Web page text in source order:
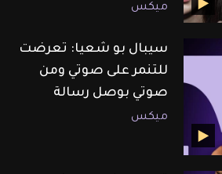
ميكس
سيبال بو شعيا: تعرضت
للتنمر على صوتي ومن
صوتي بوصل رسالة
ميكس